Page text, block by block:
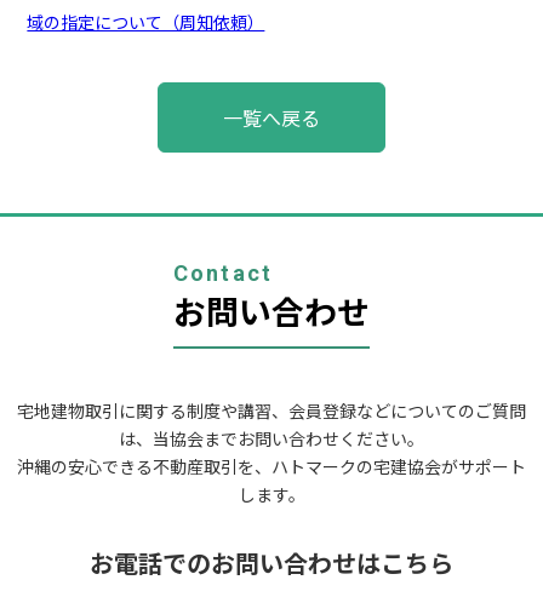
域の指定について（周知依頼）
ー
一覧へ戻る
Contact
お問い合わせ
宅地建物取引に関する制度や講習、会員登録などについてのご質問
は、当協会までお問い合わせください。
沖縄の安心できる不動産取引を、ハトマークの宅建協会がサポート
します。
お電話でのお問い合わせはこちら